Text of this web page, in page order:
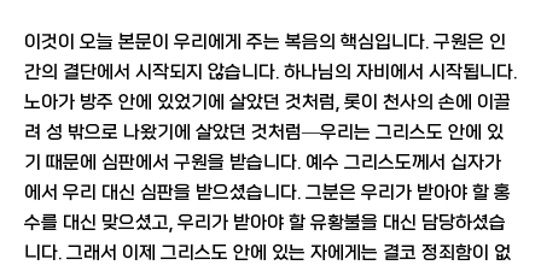
이것이 오늘 본문이 우리에게 주는 복음의 핵심입니다. 구원은 인
간의 결단에서 시작되지 않습니다. 하나님의 자비에서 시작됩니다.
노아가 방주 안에 있었기에 살았던 것처럼, 롯이 천사의 손에 이끌
려 성 밖으로 나왔기에 살았던 것처럼—우리는 그리스도 안에 있
기 때문에 심판에서 구원을 받습니다. 예수 그리스도께서 십자가
에서 우리 대신 심판을 받으셨습니다. 그분은 우리가 받아야 할 홍
수를 대신 맞으셨고, 우리가 받아야 할 유황불을 대신 담당하셨습
니다. 그래서 이제 그리스도 안에 있는 자에게는 결코 정죄함이 없